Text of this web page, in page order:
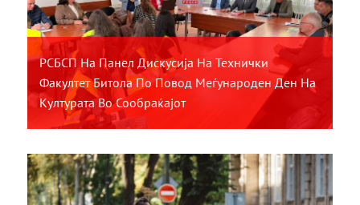
РСБСП На Панел Дискусија На Технички
Факултет Битола По Повод Меѓународен Ден На
Културата Во Сообраќајот